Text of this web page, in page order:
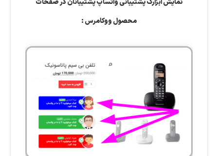
نمایش ابزارک پشتیبانی واتساپ پشتیبانان در صفحات
محصول ووکامرس :